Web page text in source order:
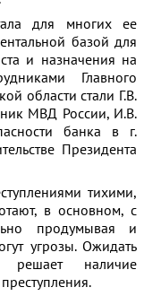
для многих ее
базой для
и назначения на
Главного
области стали Г.В.
МВД России, И.В.
банка в г.
Президента
тихими,
в основном, с
продумывая и
угрозы. Ожидать
решает наличие